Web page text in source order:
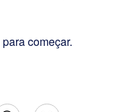
para começar.